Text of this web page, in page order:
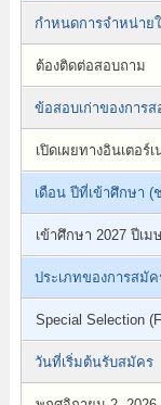
กำหนดการจำหน่าย
ต้องติดต่อสอบถาม
ข้อสอบเก่าของการ
เปิดเผยทางอินเตอร์เ
เดือน ปีที่เข้าศึกษา (
เข้าศึกษา 2027 ปีเม
ประเภทของการสมัค
Special Selection
วันที่เริ่มต้นรับสมัคร